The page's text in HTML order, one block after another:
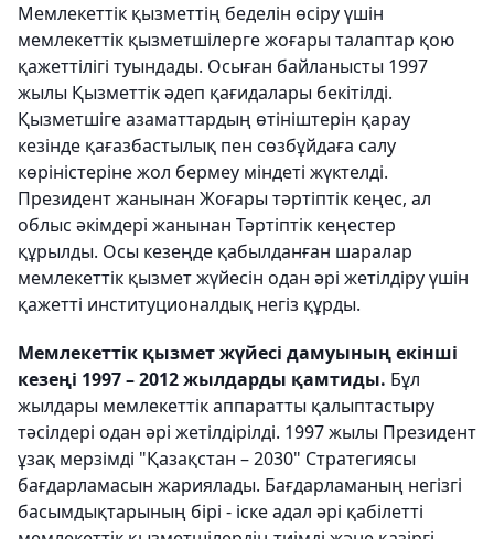
Мемлекеттік қызметтің беделін өсіру үшін
мемлекеттік қызметшілерге жоғары талаптар қою
қажеттілігі туындады. Осыған байланысты 1997
жылы Қызметтік әдеп қағидалары бекітілді.
Қызметшіге азаматтардың өтініштерін қарау
кезінде қағазбастылық пен сөзбұйдаға салу
көріністеріне жол бермеу міндеті жүктелді.
Президент жанынан Жоғары тәртіптік кеңес, ал
облыс әкімдері жанынан Тәртіптік кеңестер
құрылды. Осы кезеңде қабылданған шаралар
мемлекеттік қызмет жүйесін одан әрі жетілдіру үшін
қажетті институционалдық негіз құрды.
Мемлекеттік қызмет жүйесі дамуының екінші
кезеңі 1997 – 2012 жылдарды қамтиды. Бұл
жылдары мемлекеттік аппаратты қалыптастыру
тәсілдері одан әрі жетілдірілді. 1997 жылы Президент
ұзақ мерзімді "Қазақстан – 2030" Стратегиясы
бағдарламасын жариялады. Бағдарламаның негізгі
басымдықтарының бірі - іске адал әрі қабілетті